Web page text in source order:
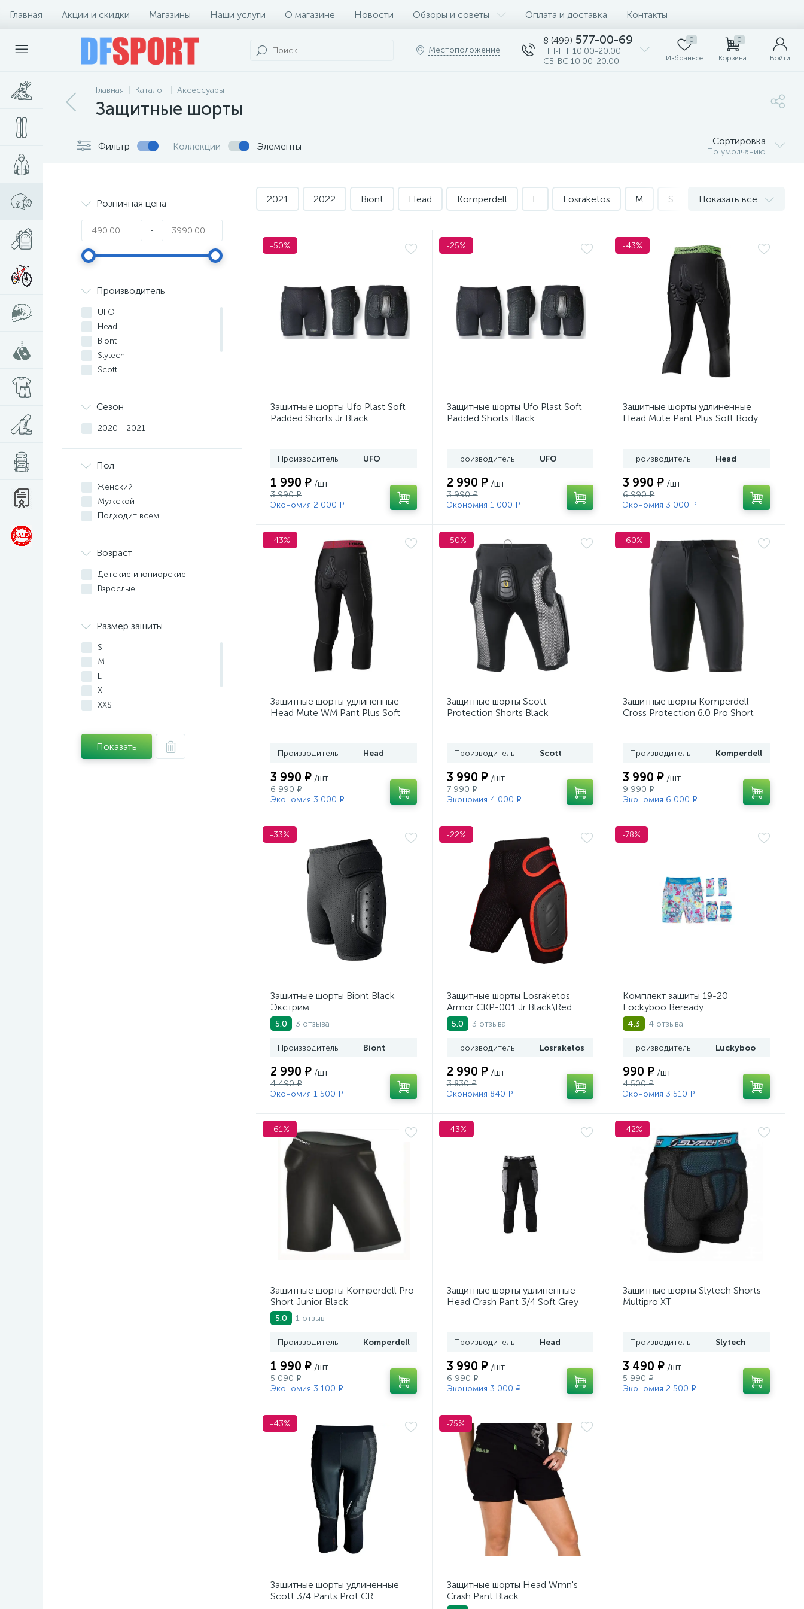
Главная Акции и скидки Магазины Наши услуги О магазине Новости Обзоры и советы Оплата и доставка Контакты
Местоположение
8 (499) 577-00-69
ПН-ПТ 10:00-20:00
СБ-ВС 10:00-20:00
0
Избранное
0
Корзина Войти
Главная Каталог Аксессуары
Защитные шорты
Фильтр Коллекции Элементы Сортировка
По умолчанию
Розничная цена
-
Производитель
UFO
Head
Biont
Slytech
Scott
Luckyboo
Сезон
2020 - 2021
Пол
Женский
Мужской
Подходит всем
Возраст
Детские и юниорские
Взрослые
Размер защиты
S
M
L
XL
XXS
XS
38
Показать
2021 2022 Biont Head Komperdell L Losraketos M S XL XS XXL
Показать все
-50%
Защитные шорты Ufo Plast Soft
Padded Shorts Jr Black
Производитель UFO
1 990 ₽ /шт
3 990 ₽
Экономия 2 000 ₽
-25%
Защитные шорты Ufo Plast Soft
Padded Shorts Black
Производитель UFO
2 990 ₽ /шт
3 990 ₽
Экономия 1 000 ₽
-43%
Защитные шорты удлиненные
Head Mute Pant Plus Soft Body
Производитель Head
3 990 ₽ /шт
6 990 ₽
Экономия 3 000 ₽
-43%
Защитные шорты удлиненные
Head Mute WM Pant Plus Soft
Производитель Head
3 990 ₽ /шт
6 990 ₽
Экономия 3 000 ₽
-50%
Защитные шорты Scott
Protection Shorts Black
Производитель Scott
3 990 ₽ /шт
7 990 ₽
Экономия 4 000 ₽
-60%
Защитные шорты Komperdell
Cross Protection 6.0 Pro Short
Производитель Komperdell
3 990 ₽ /шт
9 990 ₽
Экономия 6 000 ₽
-33%
Защитные шорты Biont Black
Экстрим
5.0 3 отзыва
Производитель Biont
2 990 ₽ /шт
4 490 ₽
Экономия 1 500 ₽
-22%
Защитные шорты Losraketos
Armor CKP-001 Jr Black\Red
5.0 3 отзыва
Производитель Losraketos
2 990 ₽ /шт
3 830 ₽
Экономия 840 ₽
-78%
Комплект защиты 19-20
Lockyboo Beready
4.3 4 отзыва
Производитель Luckyboo
990 ₽ /шт
4 500 ₽
Экономия 3 510 ₽
-61%
Защитные шорты Komperdell Pro
Short Junior Black
5.0 1 отзыв
Производитель Komperdell
1 990 ₽ /шт
5 090 ₽
Экономия 3 100 ₽
-43%
Защитные шорты удлиненные
Head Crash Pant 3/4 Soft Grey
Производитель Head
3 990 ₽ /шт
6 990 ₽
Экономия 3 000 ₽
-42%
Защитные шорты Slytech Shorts
Multipro XT
Производитель Slytech
3 490 ₽ /шт
5 990 ₽
Экономия 2 500 ₽
-43%
Защитные шорты удлиненные
Scott 3/4 Pants Prot CR
-75%
Защитные шорты Head Wmn's
Crash Pant Black